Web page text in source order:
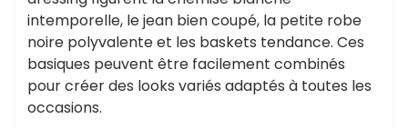
intemporelle, le jean bien coupé, la petite robe
noire polyvalente et les baskets tendance. Ces
basiques peuvent être facilement combinés
pour créer des looks variés adaptés à toutes les
occasions.